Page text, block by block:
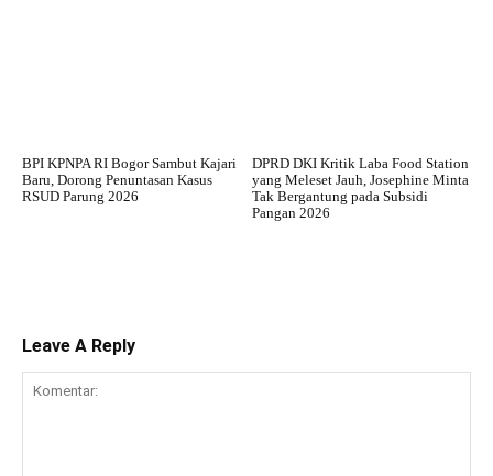
BPI KPNPA RI Bogor Sambut Kajari
Baru, Dorong Penuntasan Kasus
RSUD Parung 2026
DPRD DKI Kritik Laba Food Station
yang Meleset Jauh, Josephine Minta
Tak Bergantung pada Subsidi
Pangan 2026
Leave A Reply